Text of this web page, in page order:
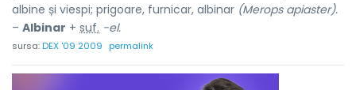
albine și viespi; prigoare, furnicar, albinar (Merops apiaster).
– Albinar + suf. -el.
sursa:DEX '09 2009 permalink